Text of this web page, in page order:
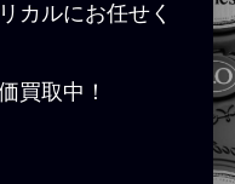
カルにお任せく
買取中！